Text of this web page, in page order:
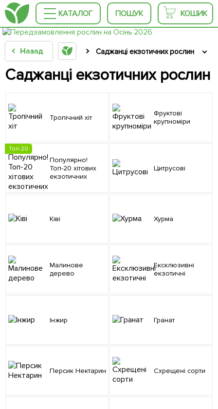
КАТАЛОГ ПОШУК КОШИК
Назад Саджанці екзотичних рослин
Саджанці екзотичних рослин
Тропічний хіт
Фруктові
крупноміри
Топ-20
Популярно!
Топ-20 хітових
екзотичних
Цитрусові
Ківі Хурма
Малинове
дерево
Ексклюзивні
екзотичні
Інжир Гранат
Персик Нектарин Схрещені сорти